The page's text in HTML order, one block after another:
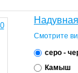
Смотрите
серо -
Камыш